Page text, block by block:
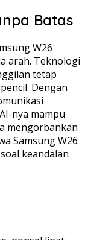
Batas
W26
arah. Teknologi
tetap
Dengan
nya mampu
mengorbankan
Samsung W26
keandalan